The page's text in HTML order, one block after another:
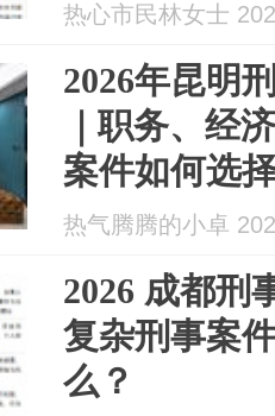
热心市民林女士
2026年昆明
｜职务、经
案件如何选
热气腾腾的小卓
2026 成都刑
复杂刑事案
么？